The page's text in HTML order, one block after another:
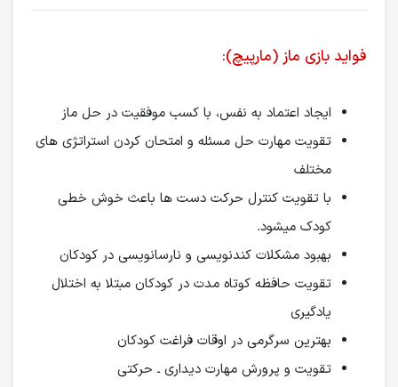
فواید بازی ماز (مارپیچ):
ایجاد اعتماد به نفس، با کسب موفقیت در حل ماز
تقویت مهارت حل مسئله و امتحان کردن استراتژی های
مختلف
با تقویت کنترل حرکت دست ها باعث خوش خطی
کودک میشود.
بهبود مشکلات کندنویسی و نارسانویسی در کودکان
تقویت حافظه کوتاه مدت در کودکان مبتلا به اختلال
یادگیری
بهترین سرگرمی در اوقات فراغت کودکان
تقویت و پرورش مهارت دیداری ـ حرکتی